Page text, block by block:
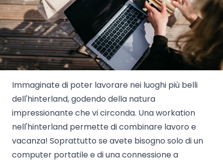
Immaginate di poter lavorare nei luoghi più belli
dell'hinterland, godendo della natura
impressionante che vi circonda. Una workation
nell'hinterland permette di combinare lavoro e
vacanza! Soprattutto se avete bisogno solo di un
computer portatile e di una connessione a